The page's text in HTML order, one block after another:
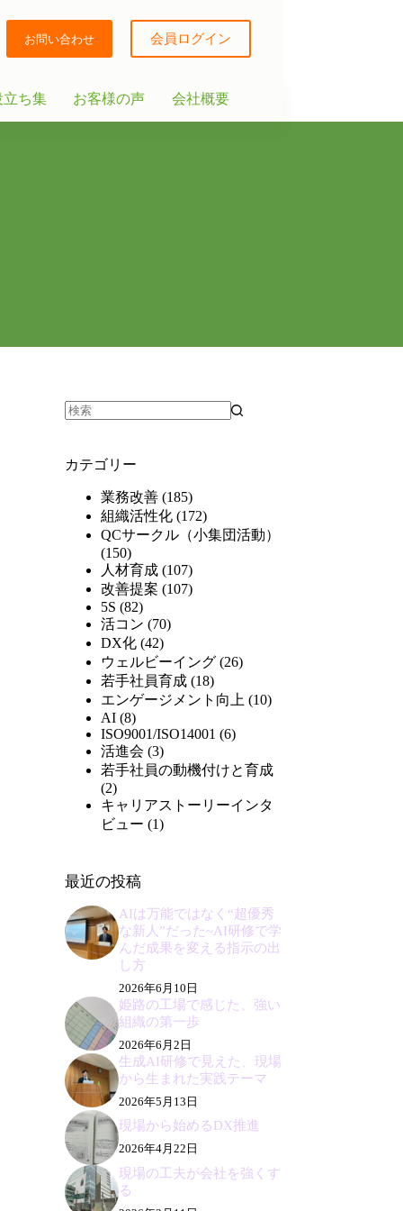
お問い合わせ 会員ログイン
立ち集 お客様の声 会社概要
カテゴリー
業務改善(185)
組織活性化(172)
QCサークル（小集団活動）
(150)
人材育成(107)
改善提案 (107)
5S (82)
活コン (70)
DX化(42)
ウェルビーイング(26)
若手社員育成(18)
エンゲージメント向上 (10)
AI(8)
ISO9001/ISO14001 (6)
活進会 (3)
若手社員の動機付けと育成
(2)
キャリアストーリーインタ
ビュー (1)
最近の投稿
AIは万能ではなく“超優秀
な新人”だった~AI研修で学
んだ成果を変える指示の出
し方
2026年6月10日
姫路の工場で感じた、強い
組織の第一歩
2026年6月2日
生成AI研修で見えた、現場
から生まれた実践テーマ
2026年5月13日
現場から始めるDX推進
2026年4月22日
現場の工夫が会社を強くす
る